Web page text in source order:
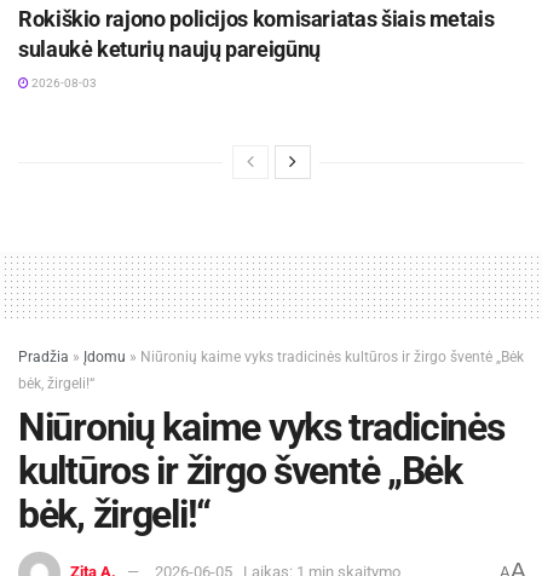
Rokiškio rajono policijos komisariatas šiais metais
sulaukė keturių naujų pareigūnų
2026-08-03
Pradžia » Įdomu » Niūronių kaime vyks tradicinės kultūros ir žirgo šventė „Bėk
bėk, žirgeli!“
Niūronių kaime vyks tradicinės
kultūros ir žirgo šventė „Bėk
bėk, žirgeli!“
Zita A. 2026-06-05 Laikas: 1 min skaitymo A